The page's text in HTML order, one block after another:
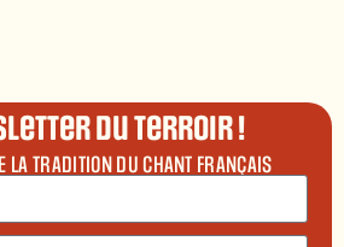
du terroir !
LA TRADITION DU CHANT FRANÇAIS